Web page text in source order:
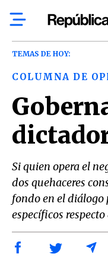
TEMAS DE HOY:
COLUMNA DE
Si quien opera el
dos quehaceres
fondo en el diálogo
específicos